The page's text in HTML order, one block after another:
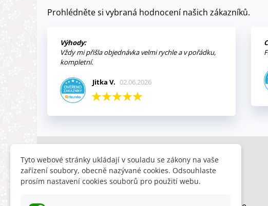
Prohlédněte si vybraná hodnocení našich zákazníků.
Výhody:
Vždy mi přišla objednávka velmi rychle a v pořádku,
kompletní.
Jitka V. 02.06.2026
INFORMACE
Obchodní podmínky
HLEDÁTE
Slevy
Tyto webové stránky ukládají v souladu se zákony na vaše
zařízení soubory, obecně nazývané cookies. Odsouhlaste
prosím nastavení cookies souborů pro použití webu.